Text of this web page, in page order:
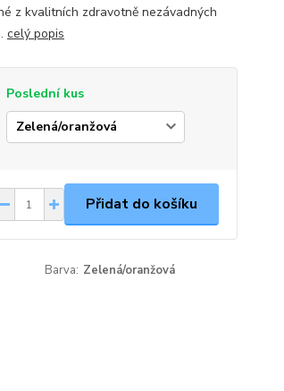
z kvalitních zdravotně nezávadných
celý popis
Poslední kus
Přidat do košíku
Barva: Zelená/oranžová